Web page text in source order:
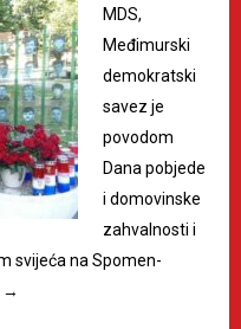
MDS,
Međimurski
demokratski
savez je
povodom
Dana pobjede
i domovinske
zahvalnosti i
svijeća na Spomen-
→